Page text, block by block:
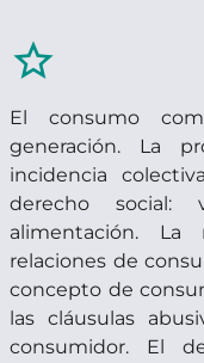
star_border
El consumo
generación. La
incidencia
derecho social:
alimentación. La
relaciones de
concepto de
las cláusulas
consumidor. El